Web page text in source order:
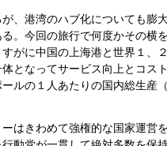
、港湾のハブ化についても膨
。今回の旅行で何度かその横
がに中国の上海港と世界１、
となってサービス向上とコス
ルの１人あたりの国内総生産
はきわめて強権的な国家運営